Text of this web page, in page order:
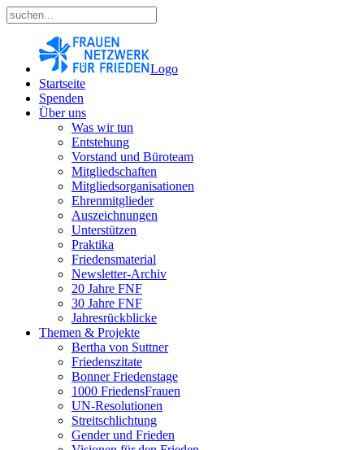
Logo
Startseite
Spenden
Über uns
Was wir tun
Entstehung
Vorstand und Büroteam
Mitgliedschaften
Mitgliedsorganisationen
Ehrenmitglieder
Auszeichnungen
Unterstützen
Praktika
Friedensmaterial
Newsletter-Archiv
20 Jahre FNF
30 Jahre FNF
Jahresrückblicke
Themen & Projekte
Bertha von Suttner
Friedenszitate
Bonner Friedenstage
1000 FriedensFrauen
UN-Resolutionen
Streitschlichtung
Gender und Frieden